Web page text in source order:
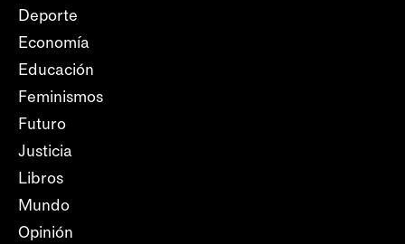
Deporte
Economía
Educación
Feminismos
Futuro
Justicia
Libros
Mundo
Opinión